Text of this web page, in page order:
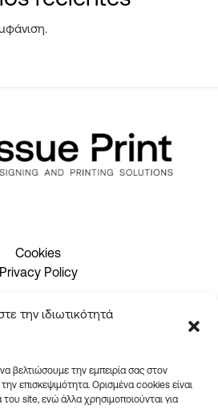
την ιδιωτικότητά
βελτιώσουμε την εμπειρία σας στον
επισκεψιμότητα. Ορισμένα cookies είναι
του site, ενώ άλλα χρησιμοποιούνται για
Cookies
Privacy Policy
|ipsilou@gmail.com